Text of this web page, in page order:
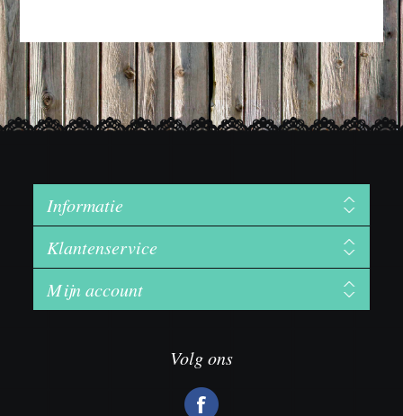
Informatie
Klantenservice
Mijn account
Volg ons